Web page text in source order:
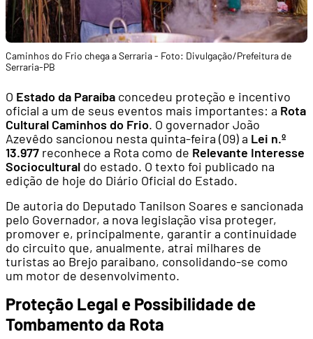
Caminhos do Frio chega a Serraria - Foto: Divulgação/Prefeitura de
Serraria-PB
O Estado da Paraíba concedeu proteção e incentivo
oficial a um de seus eventos mais importantes: a Rota
Cultural Caminhos do Frio. O governador João
Azevêdo sancionou nesta quinta-feira (09) a Lei n.º
13.977 reconhece a Rota como de Relevante Interesse
Sociocultural do estado. O texto foi publicado na
edição de hoje do Diário Oficial do Estado.
De autoria do Deputado Tanilson Soares e sancionada
pelo Governador, a nova legislação visa proteger,
promover e, principalmente, garantir a continuidade
do circuito que, anualmente, atrai milhares de
turistas ao Brejo paraibano, consolidando-se como
um motor de desenvolvimento.
Proteção Legal e Possibilidade de
Tombamento da Rota